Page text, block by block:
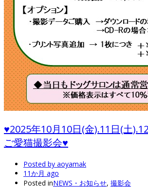
♥2025年10月10日(金).11日(土
ご愛猫撮影会♥
Posted by aoyamak
11か月 ago
Posted inNEWS・お知らせ, 撮影会